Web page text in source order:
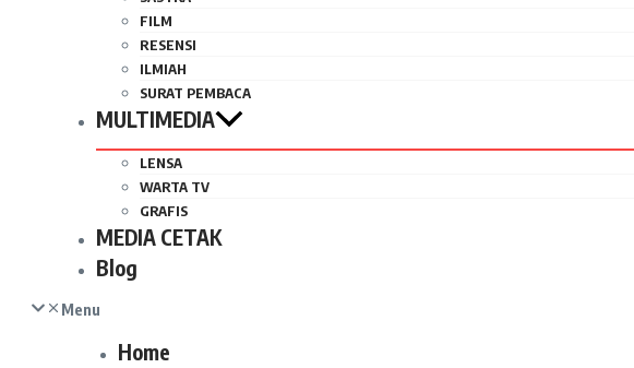
FILM
RESENSI
ILMIAH
SURAT PEMBACA
MULTIMEDIA
LENSA
WARTA TV
GRAFIS
MEDIA CETAK
Blog
Menu
Home